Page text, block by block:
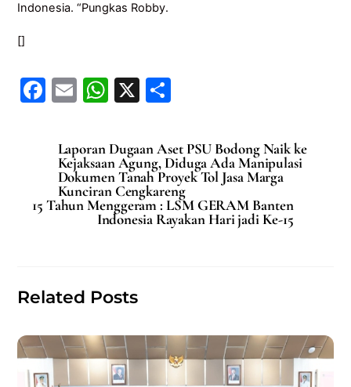
Indonesia. “Pungkas Robby.
[]
F
c
e
b
o
E
ai
l
W
at
s
A
p
X
ar
e
Laporan Dugaan Aset PSU Bodong Naik ke
Kejaksaan Agung, Diduga Ada Manipulasi
Dokumen Tanah Proyek Tol Jasa Marga
Kunciran Cengkareng
15 Tahun Menggeram : LSM GERAM Banten
Indonesia Rayakan Hari jadi Ke-15
Related Posts